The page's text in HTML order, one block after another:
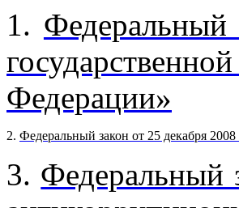
1.
Федерации»
2. Федеральный закон от 25 декабря
3.